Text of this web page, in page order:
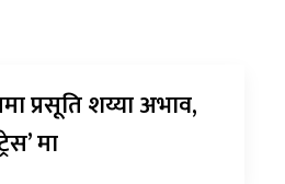
प्रसूति शय्या अभाव,
मा